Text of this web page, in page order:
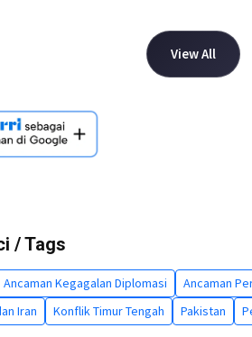
View All
/ Tags
Ancaman Kegagalan Diplomasi Ancaman
Iran Konflik Timur Tengah Pakistan